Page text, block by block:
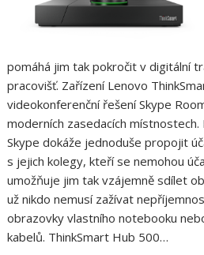
pomáhá jim tak pokročit v digitální
pracovišť. Zařízení Lenovo
videokonferenční řešení Skype
moderních zasedacích
Skype dokáže jednoduše propojit
s jejich kolegy, kteří se nemohou
umožňuje jim tak vzájemně sdílet
už nikdo nemusí zažívat
obrazovky vlastního notebooku
kabelů. ThinkSmart Hub 500…